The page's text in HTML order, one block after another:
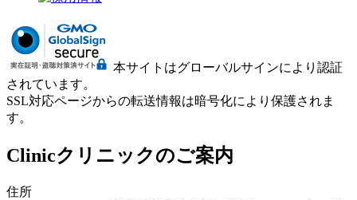
本サイトはグローバルサインにより認証
されています。
SSL対応ページからの転送情報は暗号化により保護されま
す。
Clinicクリニックのご案内
住所